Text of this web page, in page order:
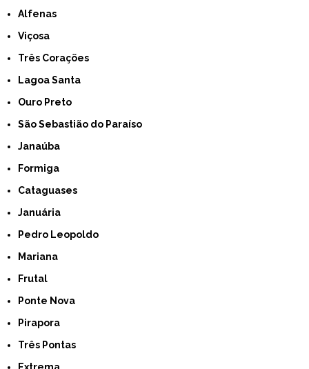
Alfenas
Viçosa
Três Corações
Lagoa Santa
Ouro Preto
São Sebastião do Paraíso
Janaúba
Formiga
Cataguases
Januária
Pedro Leopoldo
Mariana
Frutal
Ponte Nova
Pirapora
Três Pontas